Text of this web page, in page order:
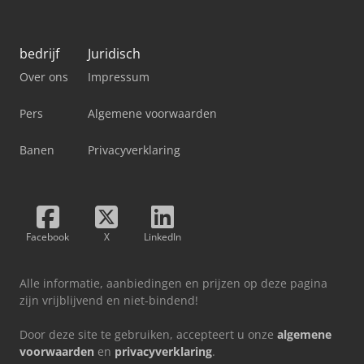
bedrijf
Over ons
Pers
Banen
Juridisch
Impressum
Algemene voorwaarden
Privacyverklaring
Facebook X LinkedIn
Alle informatie, aanbiedingen en prijzen op deze pagina
zijn vrijblijvend en niet-bindend!
Door deze site te gebruiken, accepteert u onze algemene
voorwaarden en privacyverklaring.